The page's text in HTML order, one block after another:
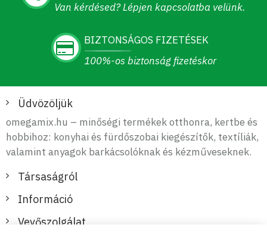
Van kérdésed? Lépjen kapcsolatba velünk.
BIZTONSÁGOS FIZETÉSEK
100%-os biztonság fizetéskor
Üdvözöljük
omegamix.hu – minőségi termékek otthonra, kertbe és
hobbihoz: konyhai és fürdőszobai kiegészítők, textíliák,
valamint anyagok barkácsolóknak és kézműveseknek.
Társaságról
Információ
Vevőszolgálat